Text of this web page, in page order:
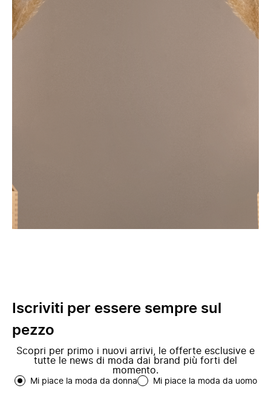
Iscriviti per essere sempre sul
pezzo
Scopri per primo i nuovi arrivi, le offerte esclusive e
tutte le news di moda dai brand più forti del
momento.
Mi piace la moda da donna Mi piace la moda da uomo